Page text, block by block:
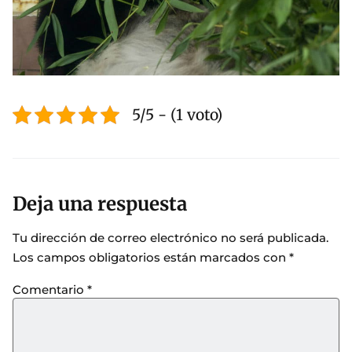
5/5 - (1 voto)
Deja una respuesta
Tu dirección de correo electrónico no será publicada.
Los campos obligatorios están marcados con *
Comentario *